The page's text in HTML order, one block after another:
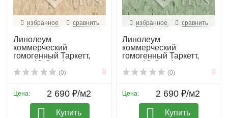
избранное сравнить
Линолеум
коммерческий
гомогенный Таркетт,
колл. iQ Granit...
(0)
Цена: 2 690 ₽/м2
Купить
избранное сравнить
Линолеум
коммерческий
гомогенный Таркетт,
колл. iQ Granit...
(0)
Цена: 2 690 ₽/м2
Купить